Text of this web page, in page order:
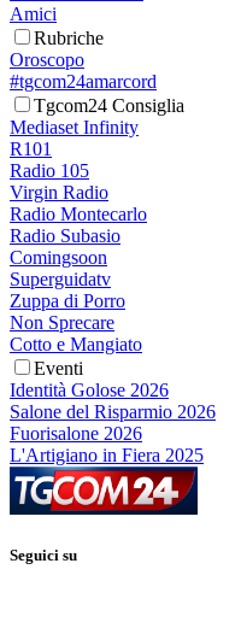
Amici
Rubriche
Oroscopo
#tgcom24amarcord
Tgcom24 Consiglia
Mediaset Infinity
R101
Radio 105
Virgin Radio
Radio Montecarlo
Radio Subasio
Comingsoon
Superguidatv
Zuppa di Porro
Non Sprecare
Cotto e Mangiato
Eventi
Identità Golose 2026
Salone del Risparmio 2026
Fuorisalone 2026
L'Artigiano in Fiera 2025
Seguici su